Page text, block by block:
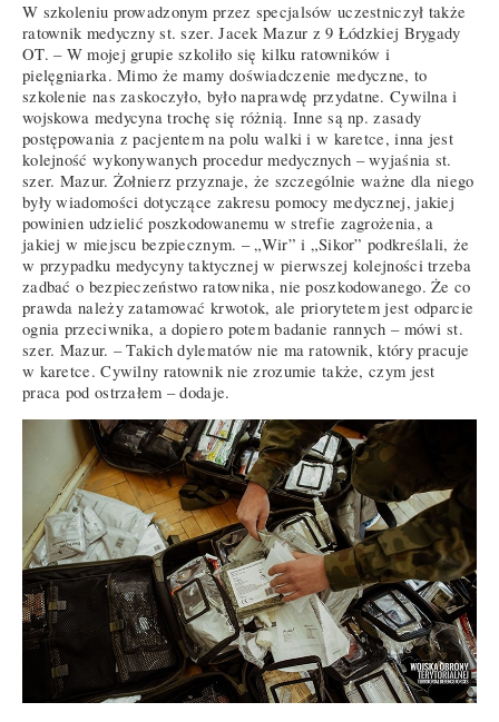
W szkoleniu prowadzonym przez specjalsów uczestniczył także
ratownik medyczny st. szer. Jacek Mazur z 9 Łódzkiej Brygady
OT. – W mojej grupie szkoliło się kilku ratowników i
pielęgniarka. Mimo że mamy doświadczenie medyczne, to
szkolenie nas zaskoczyło, było naprawdę przydatne. Cywilna i
wojskowa medycyna trochę się różnią. Inne są np. zasady
postępowania z pacjentem na polu walki i w karetce, inna jest
kolejność wykonywanych procedur medycznych – wyjaśnia st.
szer. Mazur. Żołnierz przyznaje, że szczególnie ważne dla niego
były wiadomości dotyczące zakresu pomocy medycznej, jakiej
powinien udzielić poszkodowanemu w strefie zagrożenia, a
jakiej w miejscu bezpiecznym. – „Wir” i „Sikor” podkreślali, że
w przypadku medycyny taktycznej w pierwszej kolejności trzeba
zadbać o bezpieczeństwo ratownika, nie poszkodowanego. Że co
prawda należy zatamować krwotok, ale priorytetem jest odparcie
ognia przeciwnika, a dopiero potem badanie rannych – mówi st.
szer. Mazur. – Takich dylematów nie ma ratownik, który pracuje
w karetce. Cywilny ratownik nie zrozumie także, czym jest
praca pod ostrzałem – dodaje.